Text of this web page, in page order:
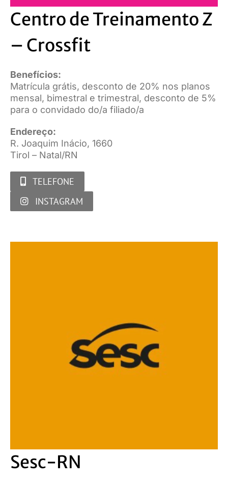
Centro de Treinamento Z
– Crossfit
Benefícios:
Matrícula grátis, desconto de 20% nos planos
mensal, bimestral e trimestral, desconto de 5%
para o convidado do/a filiado/a
Endereço:
R. Joaquim Inácio, 1660
Tirol – Natal/RN
TELEFONE
INSTAGRAM
Sesc-RN